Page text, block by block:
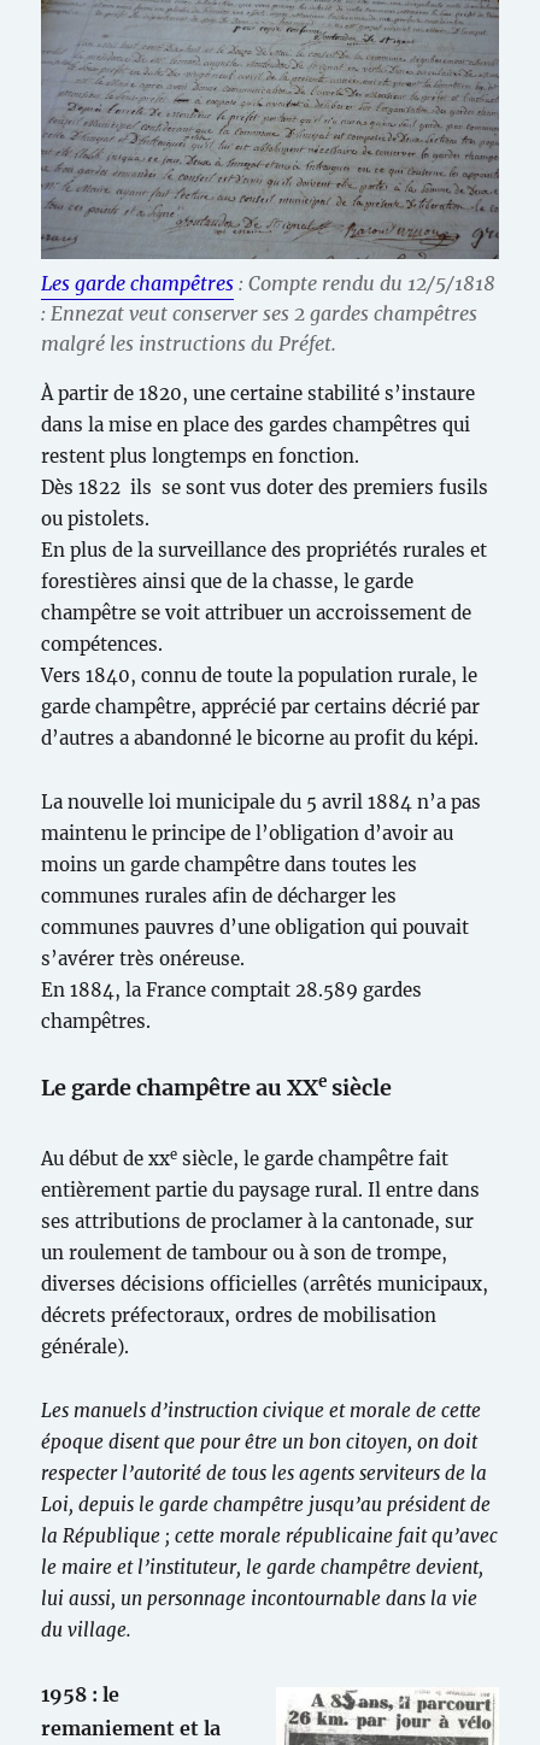
Les garde champêtres : Compte rendu du 12/5/1818
: Ennezat veut conserver ses 2 gardes champêtres
malgré les instructions du Préfet.
À partir de 1820, une certaine stabilité s’instaure
dans la mise en place des gardes champêtres qui
restent plus longtemps en fonction.
Dès 1822 ils se sont vus doter des premiers fusils
ou pistolets.
En plus de la surveillance des propriétés rurales et
forestières ainsi que de la chasse, le garde
champêtre se voit attribuer un accroissement de
compétences.
Vers 1840, connu de toute la population rurale, le
garde champêtre, apprécié par certains décrié par
d’autres a abandonné le bicorne au profit du képi.
La nouvelle loi municipale du 5 avril 1884 n’a pas
maintenu le principe de l’obligation d’avoir au
moins un garde champêtre dans toutes les
communes rurales afin de décharger les
communes pauvres d’une obligation qui pouvait
s’avérer très onéreuse.
En 1884, la France comptait 28.589 gardes
champêtres.
Le garde champêtre au XXe siècle
Au début de xxe siècle, le garde champêtre fait
entièrement partie du paysage rural. Il entre dans
ses attributions de proclamer à la cantonade, sur
un roulement de tambour ou à son de trompe,
diverses décisions officielles (arrêtés municipaux,
décrets préfectoraux, ordres de mobilisation
générale).
Les manuels d’instruction civique et morale de cette
époque disent que pour être un bon citoyen, on doit
respecter l’autorité de tous les agents serviteurs de la
Loi, depuis le garde champêtre jusqu’au président de
la République ; cette morale républicaine fait qu’avec
le maire et l’instituteur, le garde champêtre devient,
lui aussi, un personnage incontournable dans la vie
du village.
1958 : le
remaniement et la